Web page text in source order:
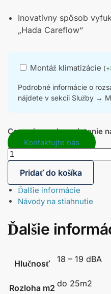
Inovatívny spôsob
„Hada Careflow“
Montáž klimatizácie (+
Podrobné informácie o
nájdete v sekcii Služby →
Cenová ponuka a riešenie
Kontaktujte nás
Pridať do košíka
Ďalšie informácie
Návody na stiahnutie
Ďalšie
Hlučnosť 18 – 19 dBA
Rozloha m2 do 25m2